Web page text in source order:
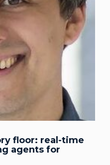
floor: real-time
agents for